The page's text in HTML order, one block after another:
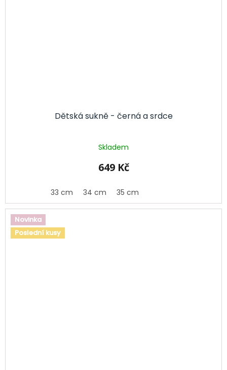
Dětská sukně - černá a srdce
Skladem
649 Kč
33 cm 34 cm 35 cm
Novinka
Poslední kusy